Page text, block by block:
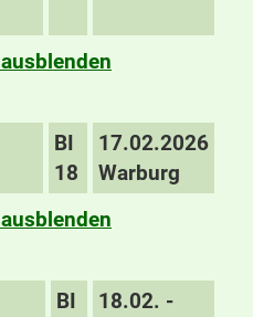
BI
18
17.02.2026
Warburg
BI
18.02. -